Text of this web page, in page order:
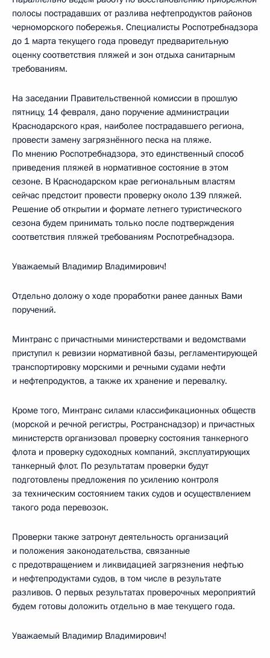
полосы пострадавших от разлива нефтепродуктов районов
черноморского побережья. Специалисты Роспотребнадзора
до 1 марта текущего года проведут предварительную
оценку соответствия пляжей и зон отдыха санитарным
требованиям.
На заседании Правительственной комиссии в прошлую
пятницу, 14 февраля, дано поручение администрации
Краснодарского края, наиболее пострадавшего региона,
провести замену загрязнённого песка на пляже.
По мнению Роспотребнадзора, это единственный способ
приведения пляжей в нормативное состояние в этом
сезоне. В Краснодарском крае региональным властям
сейчас предстоит провести проверку около 139 пляжей.
Решение об открытии и формате летнего туристического
сезона будем принимать только после подтверждения
соответствия пляжей требованиям Роспотребнадзора.
Уважаемый Владимир Владимирович!
Отдельно доложу о ходе проработки ранее данных Вами
поручений.
Минтранс с причастными министерствами и ведомствами
приступил к ревизии нормативной базы, регламентирующей
транспортировку морскими и речными судами нефти
и нефтепродуктов, а также их хранение и перевалку.
Кроме того, Минтранс силами классификационных обществ
(морской и речной регистры, Ространснадзор) и причастных
министерств организовал проверку состояния танкерного
флота и проверку судоходных компаний, эксплуатирующих
танкерный флот. По результатам проверки будут
подготовлены предложения по усилению контроля
за техническим состоянием таких судов и осуществлением
такого рода перевозок.
Проверки также затронут деятельность организаций
и положения законодательства, связанные
с предотвращением и ликвидацией загрязнения нефтью
и нефтепродуктами судов, в том числе в результате
разливов. О первых результатах проверочных мероприятий
будем готовы доложить отдельно в мае текущего года.
Уважаемый Владимир Владимирович!